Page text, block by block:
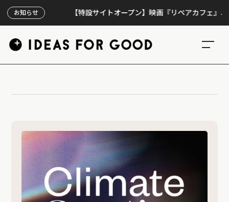
お知らせ 【特設サイトオープン】映画『リペアカフェ』、上